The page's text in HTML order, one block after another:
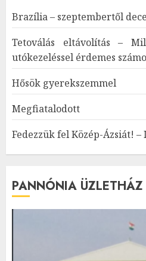
Brazília – szeptembertől
Tetoválás eltávolítás –
utókezeléssel érdemes
Hősök gyerekszemmel
Megfiatalodott
Fedezzük fel Közép-Ázsiát! –
PANNÓNIA ÜZLETHÁZ